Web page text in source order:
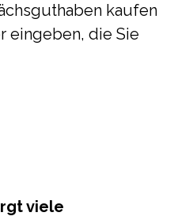
kaufen
eingeben, die Sie
viele